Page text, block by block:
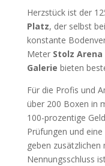
Herzstück ist der
Platz, der selbst
konstante
Meter Stolz Arena
Galerie bieten
Für die Profis und
über 200 Boxen in
100-prozentige
Prüfungen und
geben
Nennungsschluss